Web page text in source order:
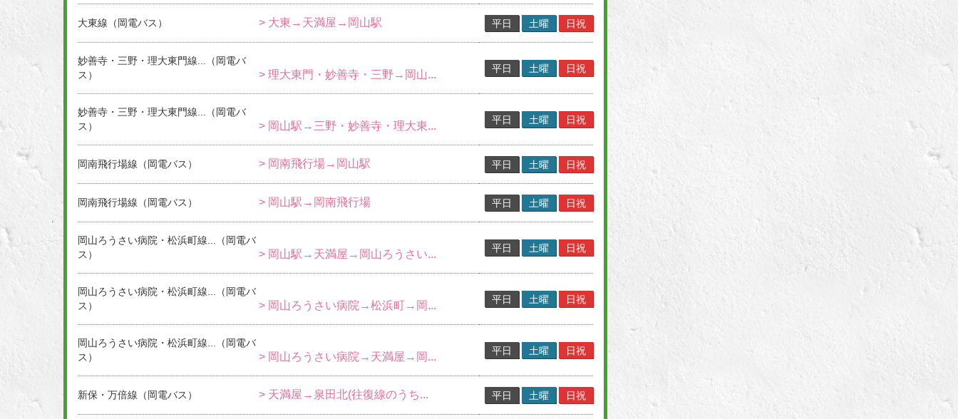
大東線（岡電バス） > 大東→天満屋→岡山駅 平日 土曜 日祝
妙善寺・三野・理大東門線...（岡電バ
ス）
> 理大東門・妙善寺・三野→岡山... 平日 土曜 日祝
妙善寺・三野・理大東門線...（岡電バ
ス）
> 岡山駅→三野・妙善寺・理大東... 平日 土曜 日祝
岡南飛行場線（岡電バス） > 岡南飛行場→岡山駅 平日 土曜 日祝
岡南飛行場線（岡電バス） > 岡山駅→岡南飛行場 平日 土曜 日祝
岡山ろうさい病院・松浜町線...（岡電バ
ス）
> 岡山駅→天満屋→岡山ろうさい... 平日 土曜 日祝
岡山ろうさい病院・松浜町線...（岡電バ
ス）
> 岡山ろうさい病院→松浜町→岡... 平日 土曜 日祝
岡山ろうさい病院・松浜町線...（岡電バ
ス）
> 岡山ろうさい病院→天満屋→岡... 平日 土曜 日祝
新保・万倍線（岡電バス） > 天満屋→泉田北(往復線のうち... 平日 土曜 日祝